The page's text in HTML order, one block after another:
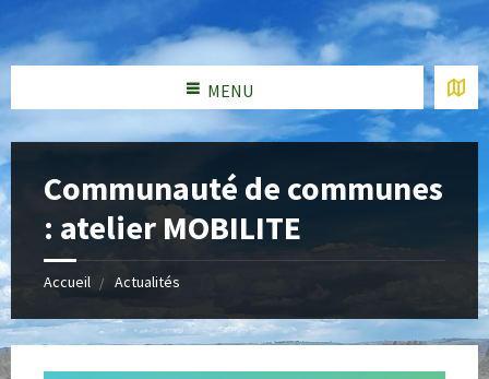
MENU
Communauté de communes
: atelier MOBILITE
Accueil Actualités